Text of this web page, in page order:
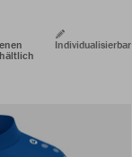
Individualisierbar